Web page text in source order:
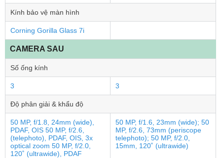
Kính bảo vệ màn hình
Corning Gorilla Glass 7i
CAMERA SAU
Số ống kính
3 3
Độ phân giải & khẩu độ
50 MP, f/1.8, 24mm (wide),
PDAF, OIS 50 MP, f/2.6,
(telephoto), PDAF, OIS, 3x
optical zoom 50 MP, f/2.0,
120˚ (ultrawide), PDAF
50 MP, f/1.6, 23mm (wide); 50
MP, f/2.6, 73mm (periscope
telephoto); 50 MP, f/2.0,
15mm, 120˚ (ultrawide)